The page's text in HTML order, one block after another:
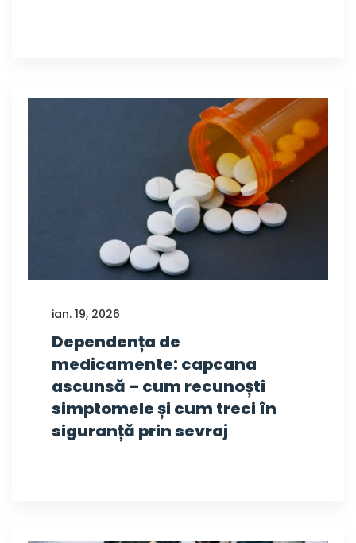
ian. 19, 2026
Dependența de
medicamente: capcana
ascunsă – cum recunoști
simptomele și cum treci în
siguranță prin sevraj